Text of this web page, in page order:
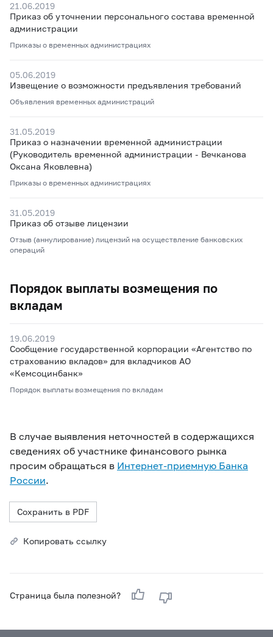
21.06.2019
Приказ об уточнении персонального состава временной
администрации
Приказы о временных администрациях
05.06.2019
Извещение о возможности предъявления требований
Объявления временных администраций
31.05.2019
Приказ о назначении временной администрации
(Руководитель временной администрации - Вечканова
Оксана Яковлевна)
Приказы о временных администрациях
31.05.2019
Приказ об отзыве лицензии
Отзыв (аннулирование) лицензий на осуществление банковских
операций
Порядок выплаты возмещения по
вкладам
19.06.2019
Сообщение государственной корпорации «Агентство по
страхованию вкладов» для вкладчиков АО
«Кемсоцинбанк»
Порядок выплаты возмещения по вкладам
В случае выявления неточностей в содержащихся
сведениях об участнике финансового рынка
просим обращаться в Интернет-приемную Банка
России.
Сохранить в PDF
Копировать ссылку
Страница была полезной?